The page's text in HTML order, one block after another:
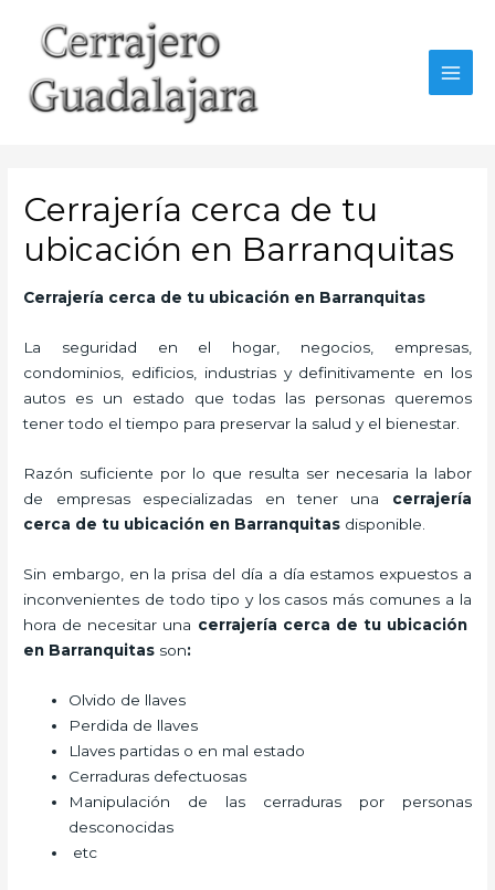
contenido
Cerrajería cerca de tu
ubicación en Barranquitas
Cerrajería cerca de tu ubicación en Barranquitas
La seguridad en el hogar, negocios, empresas,
condominios, edificios, industrias y definitivamente en los
autos es un estado que todas las personas queremos
tener todo el tiempo para preservar la salud y el bienestar.
Razón suficiente por lo que resulta ser necesaria la labor
de empresas especializadas en tener una cerrajería
cerca de tu ubicación en Barranquitas disponible.
Sin embargo, en la prisa del día a día estamos expuestos a
inconvenientes de todo tipo y los casos más comunes a la
hora de necesitar una cerrajería cerca de tu ubicación
en Barranquitas son:
Olvido de llaves
Perdida de llaves
Llaves partidas o en mal estado
Cerraduras defectuosas
Manipulación de las cerraduras por personas
desconocidas
etc